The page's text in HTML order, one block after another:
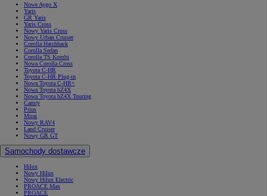
Nowe Aygo X
Yaris
GR Yaris
Yaris Cross
Nowy Yaris Cross
Nowy Urban Cruiser
Corolla Hatchback
Corolla Sedan
Corolla TS Kombi
Nowa Corolla Cross
Toyota C-HR
Toyota C-HR Plug-in
Nowa Toyota C-HR+
Nowa Toyota bZ4X
Nowa Toyota bZ4X Touring
Camry
Prius
Mirai
Nowy RAV4
Land Cruiser
Nowy GR GT
Samochody dostawcze
Hilux
Nowy Hilux
Nowy Hilux Electric
PROACE Max
PROACE